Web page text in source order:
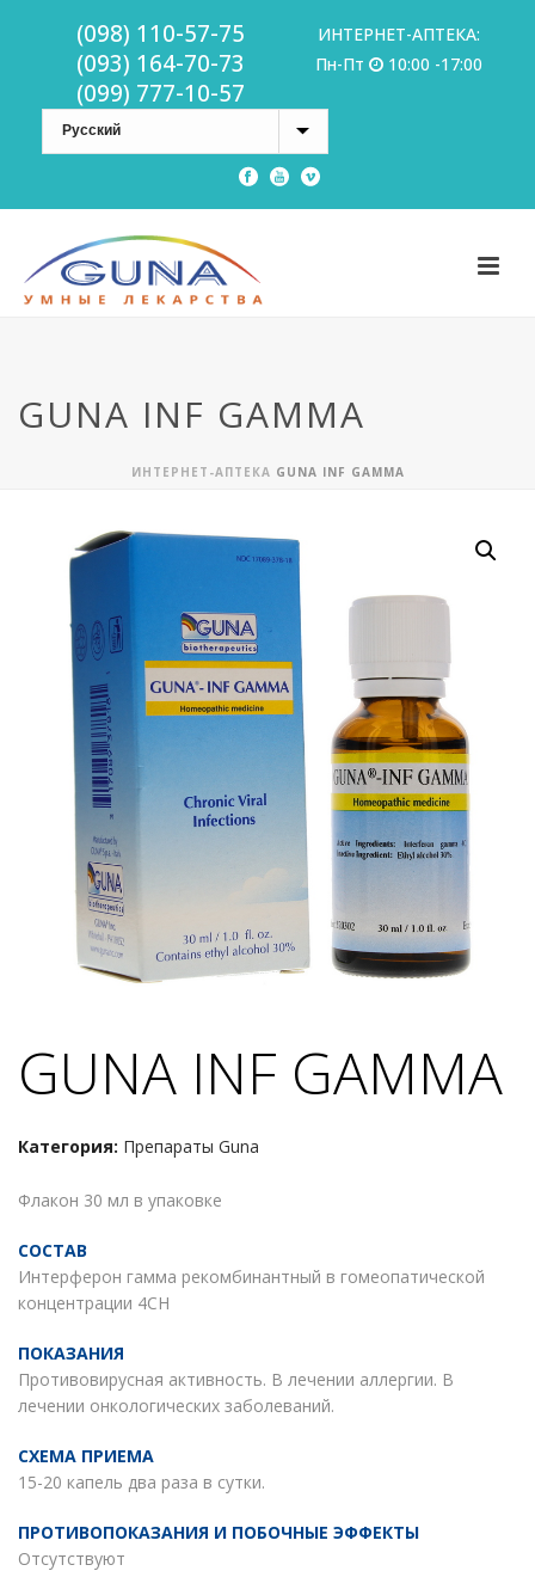
(098) 110-57-75
(093) 164-70-73
(099) 777-10-57
ИНТЕРНЕТ-АПТЕКА:
Пн-Пт
10:00 -17:00
GUNA INF GAMMA
ИНТЕРНЕТ-АПТЕКА GUNA INF GAMMA
GUNA INF GAMMA
Категория: Препараты Guna
Флакон 30 мл в упаковке
СОСТАВ
Интерферон гамма рекомбинантный в гомеопатической
концентрации 4CH
ПОКАЗАНИЯ
Противовирусная активность. В лечении аллергии. В
лечении онкологических заболеваний.
СХЕМА ПРИЕМА
15-20 капель два раза в сутки.
ПРОТИВОПОКАЗАНИЯ И ПОБОЧНЫЕ ЭФФЕКТЫ
Отсутствуют